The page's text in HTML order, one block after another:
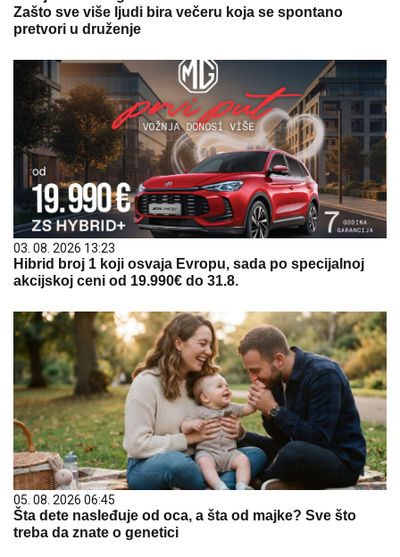
Zašto sve više ljudi bira večeru koja se spontano
pretvori u druženje
03. 08. 2026 13:23
Hibrid broj 1 koji osvaja Evropu, sada po specijalnoj
akcijskoj ceni od 19.990€ do 31.8.
05. 08. 2026 06:45
Šta dete nasleđuje od oca, a šta od majke? Sve što
treba da znate o genetici